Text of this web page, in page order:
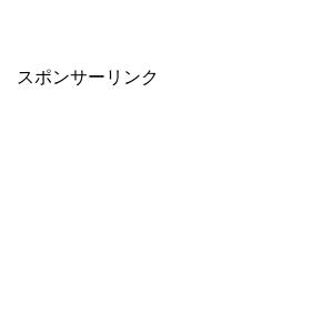
スポンサーリンク